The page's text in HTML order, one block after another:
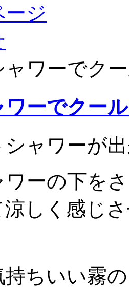
ージ
ャワーでク
ワーでクー
ャワーが
ワーの下を
涼しく感じ
ちいい霧